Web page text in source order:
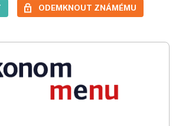
ODEMKNOUT ZNÁMÉMU